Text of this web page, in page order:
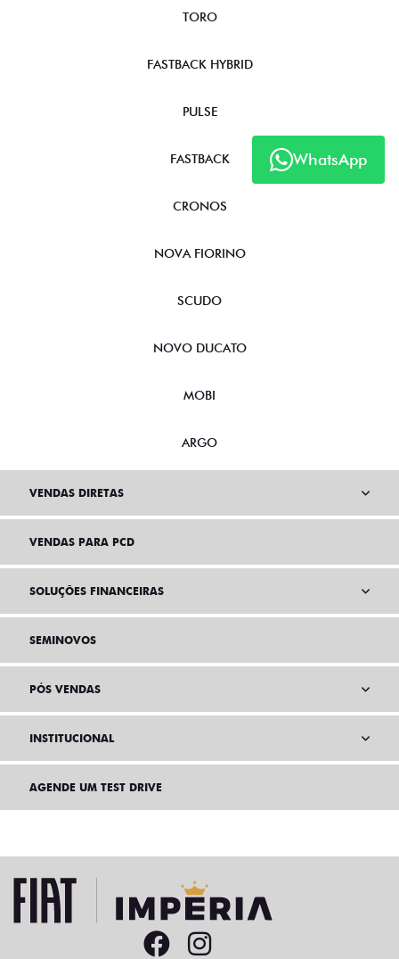
WhatsApp
TORO
FASTBACK HYBRID
PULSE
FASTBACK
CRONOS
NOVA FIORINO
SCUDO
NOVO DUCATO
MOBI
ARGO
VENDAS DIRETAS
VENDAS PARA PCD
SOLUÇÕES FINANCEIRAS
SEMINOVOS
PÓS VENDAS
INSTITUCIONAL
AGENDE UM TEST DRIVE